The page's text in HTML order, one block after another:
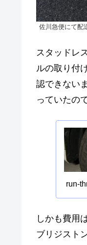
佐川急便にて配
スタッドレ
ルの取り付
認できない
っていたの
run-
しかも費用
ブリジスト